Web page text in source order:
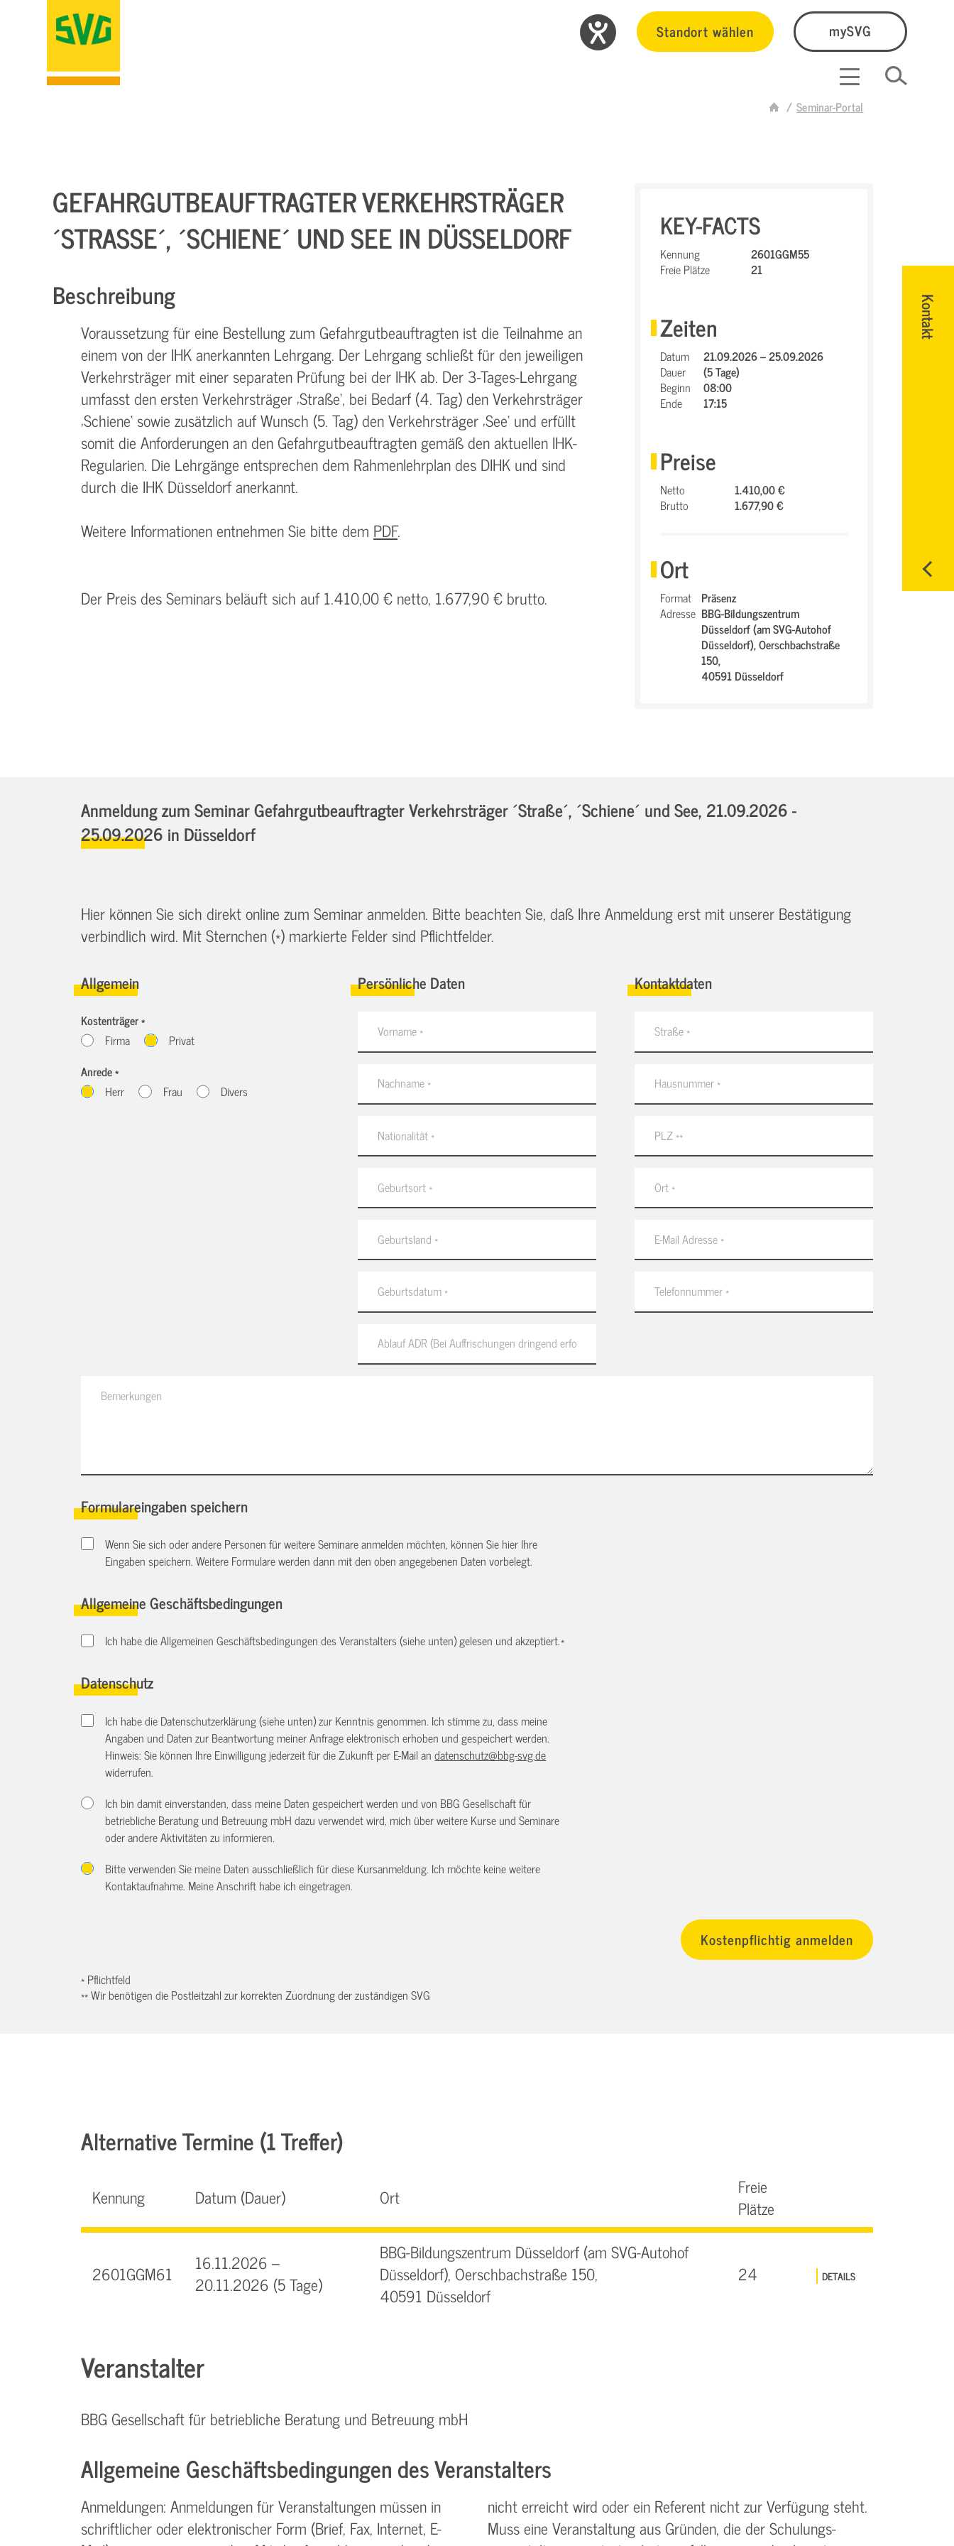
Standort wählen mySVG
Seminar-Portal
Kontakt
GEFAHRGUTBEAUFTRAGTER VERKEHRSTRÄGER
´STRASSE´, ´SCHIENE´ UND SEE IN DÜSSELDORF
Beschreibung
Voraussetzung für eine Bestellung zum Gefahrgutbeauftragten ist die Teilnahme an
einem von der IHK anerkannten Lehrgang. Der Lehrgang schließt für den jeweiligen
Verkehrsträger mit einer separaten Prüfung bei der IHK ab. Der 3-Tages-Lehrgang
umfasst den ersten Verkehrsträger ‚Straße‘, bei Bedarf (4. Tag) den Verkehrsträger
‚Schiene‘ sowie zusätzlich auf Wunsch (5. Tag) den Verkehrsträger ‚See‘ und erfüllt
somit die Anforderungen an den Gefahrgutbeauftragten gemäß den aktuellen IHK-
Regularien. Die Lehrgänge entsprechen dem Rahmenlehrplan des DIHK und sind
durch die IHK Düsseldorf anerkannt.
Weitere Informationen entnehmen Sie bitte dem PDF.
Der Preis des Seminars beläuft sich auf 1.410,00 € netto, 1.677,90 € brutto.
KEY-FACTS
Kennung
2601GGM55
Freie Plätze
21
Zeiten
Datum
21.09.2026 – 25.09.2026
Dauer
(5 Tage)
Beginn
08:00
Ende
17:15
Preise
Netto
1.410,00 €
Brutto
1.677,90 €
Ort
Format Präsenz
Adresse BBG-Bildungszentrum
Düsseldorf (am SVG-Autohof
Düsseldorf),Oerschbachstraße
150,
40591 Düsseldorf
Anmeldung zum Seminar Gefahrgutbeauftragter Verkehrsträger ´Straße´, ´Schiene´ und See, 21.09.2026 -
25.09.2026 in Düsseldorf
Hier können Sie sich direkt online zum Seminar anmelden. Bitte beachten Sie, daß Ihre Anmeldung erst mit unserer Bestätigung
verbindlich wird. Mit Sternchen (*) markierte Felder sind Pflichtfelder.
Allgemein
Kostenträger *
Firma
Privat
Anrede *
Herr
Frau Divers
Persönliche Daten Kontaktdaten
Formulareingaben speichern
Wenn Sie sich oder andere Personen für weitere Seminare anmelden möchten, können Sie hier Ihre
Eingaben speichern. Weitere Formulare werden dann mit den oben angegebenen Daten vorbelegt.
Allgemeine Geschäftsbedingungen
Ich habe die Allgemeinen Geschäftsbedingungen des Veranstalters (siehe unten) gelesen und akzeptiert.*
Datenschutz
Ich habe die Datenschutzerklärung (siehe unten) zur Kenntnis genommen. Ich stimme zu, dass meine
Angaben und Daten zur Beantwortung meiner Anfrage elektronisch erhoben und gespeichert werden.
Hinweis: Sie können Ihre Einwilligung jederzeit für die Zukunft per E-Mail andatenschutz@bbg-svg.de
widerrufen.
Ich bin damit einverstanden, dass meine Daten gespeichert werden und von BBG Gesellschaft für
betriebliche Beratung und Betreuung mbH dazu verwendet wird, mich über weitere Kurse und Seminare
oder andere Aktivitäten zu informieren.
Bitte verwenden Sie meine Daten ausschließlich für diese Kursanmeldung. Ich möchte keine weitere
Kontaktaufnahme. Meine Anschrift habe ich eingetragen.
* Pflichtfeld
** Wir benötigen die Postleitzahl zur korrekten Zuordnung der zuständigen SVG
Alternative Termine (1 Treffer)
Kennung Datum (Dauer) Ort
Freie
Plätze
2601GGM61
16.11.2026 –
20.11.2026 (5 Tage)
BBG-Bildungszentrum Düsseldorf (am SVG-Autohof
Düsseldorf), Oerschbachstraße 150,
40591 Düsseldorf
24 DETAILS
Veranstalter
BBG Gesellschaft für betriebliche Beratung und Betreuung mbH
Allgemeine Geschäftsbedingungen des Veranstalters
Anmeldungen: Anmeldungen für Veranstaltungen müssen in
schriftlicher oder elektronischer Form (Brief, Fax, Internet, E-
nicht erreicht wird oder ein Referent nicht zur Verfügung steht.
Muss eine Veranstaltung aus Gründen, die der Schulungs­